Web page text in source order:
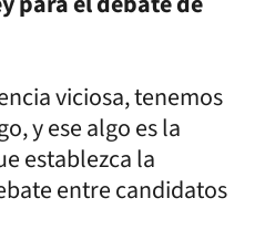
viciosa, tenemos
y ese algo es la
establezca la
entre candidatos